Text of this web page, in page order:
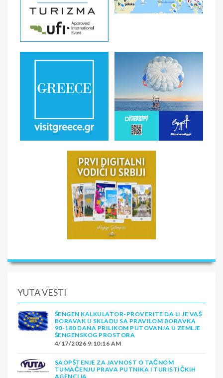
YUTA VESTI
ŠENGEN KALKULATOR-PROVERITE DA LI JE VAŠ
BORAVAK U SKLADU SA PRAVILOM BORAVKA
90-180 DANA PRILIKOM PUTOVANJA U ZEMLJE
ŠENGENSKOG PROSTORA
4/17/2026 9:10:16 AM
SAOPŠTENJE ZA JAVNOST O TAČNOM
TUMAČENJU PRAVA PUTNIKA I TURISTIČKIH
AGENCIJA